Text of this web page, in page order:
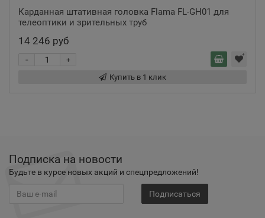
Карданная штативная головка Flama FL-GH01 для
телеоптики и зрительных труб
14 246 руб
+
-
Купить в 1 клик
Подписка на новости
Будьте в курсе новых акций и спецпредложений!
Подписаться